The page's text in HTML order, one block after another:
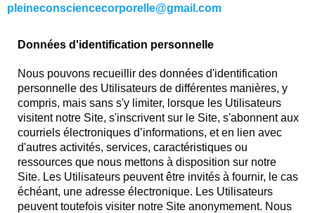
pleineconsciencecorporelle@gmail.com
Données d'identification personnelle
Nous pouvons recueillir des données d'identification
personnelle des Utilisateurs de différentes manières, y
compris, mais sans s'y limiter, lorsque les Utilisateurs
visitent notre Site, s'inscrivent sur le Site, s'abonnent aux
courriels électroniques d’informations, et en lien avec
d'autres activités, services, caractéristiques ou
ressources que nous mettons à disposition sur notre
Site. Les Utilisateurs peuvent être invités à fournir, le cas
échéant, une adresse électronique. Les Utilisateurs
peuvent toutefois visiter notre Site anonymement. Nous